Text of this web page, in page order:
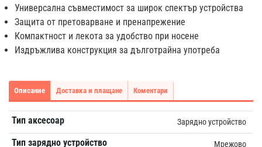
Универсална съвместимост за широк спектър устройства
Защита от претоварване и пренапрежение
Компактност и лекота за удобство при носене
Издръжлива конструкция за дълготрайна употреба
Описание Доставка и плащане Коментари
Тип аксесоар Зарядно устройство
Тип зарядно устройство Мрежово